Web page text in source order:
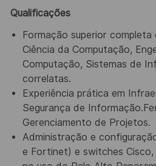
Qualificações
Formação superior completa
Ciência da Computação,
Computação, Sistemas de
correlatas.
Experiência prática em
Segurança de
Gerenciamento de Projetos.
Administração e
e Fortinet) e switches